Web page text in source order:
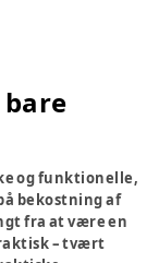
bare
og funktionelle,
bekostning af
fra at være en
– tvært